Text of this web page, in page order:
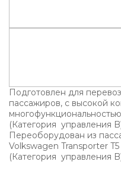
Подготовлен для
пассажиров, с высокой
(Категория управления
Переоборудован из
Volkswagen Transporter
(Категория управления